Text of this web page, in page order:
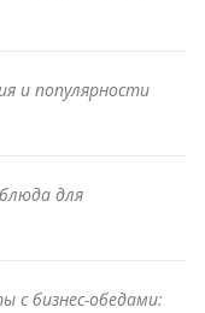
и популярности
для
с бизнес-обедами: